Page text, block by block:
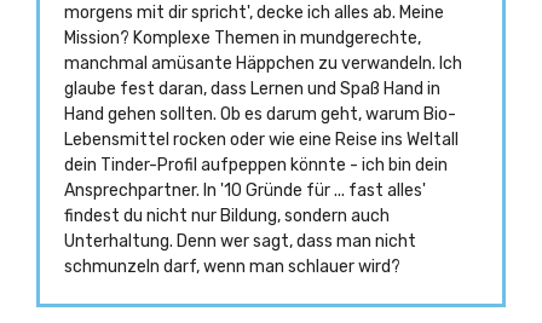
morgens mit dir spricht', decke ich alles ab. Meine
Mission? Komplexe Themen in mundgerechte,
manchmal amüsante Häppchen zu verwandeln. Ich
glaube fest daran, dass Lernen und Spaß Hand in
Hand gehen sollten. Ob es darum geht, warum Bio-
Lebensmittel rocken oder wie eine Reise ins Weltall
dein Tinder-Profil aufpeppen könnte - ich bin dein
Ansprechpartner. In '10 Gründe für ... fast alles'
findest du nicht nur Bildung, sondern auch
Unterhaltung. Denn wer sagt, dass man nicht
schmunzeln darf, wenn man schlauer wird?